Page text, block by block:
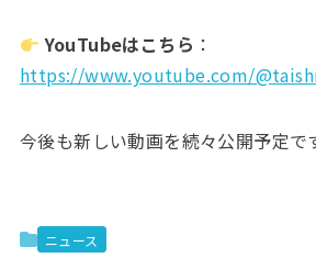
YouTubeはこちら ：
https://www.youtube.com/
今後も新しい動画を続々公開予定で
ニュース